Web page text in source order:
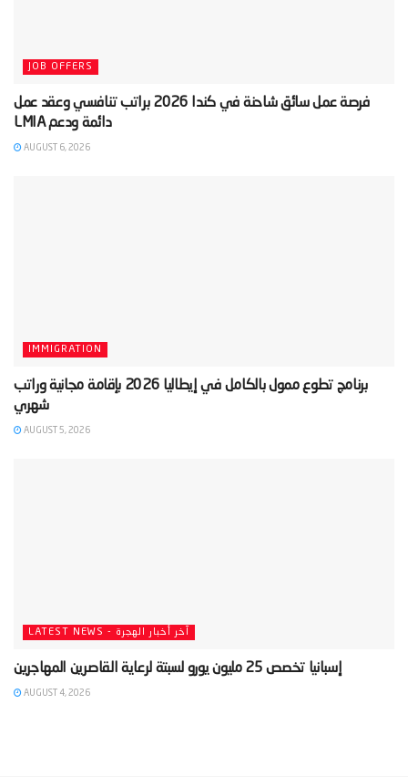
JOB OFFERS
‫فرصة عمل سائق شاحنة في كندا 2026 براتب تنافسي وعقد عمل
دائمة ودعم LMIA‬
AUGUST 6, 2026
IMMIGRATION
‫برنامج تطوع ممول بالكامل في إيطاليا 2026 بإقامة مجانية وراتب
شهري‬
AUGUST 5, 2026
LATEST NEWS - آخر أخبار الهجرة
AUGUST 4, 2026